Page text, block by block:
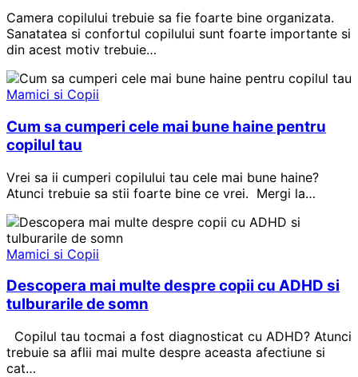
Camera copilului trebuie sa fie foarte bine organizata.
Sanatatea si confortul copilului sunt foarte importante si
din acest motiv trebuie…
Mamici si Copii
Cum sa cumperi cele mai bune haine pentru
copilul tau
Vrei sa ii cumperi copilului tau cele mai bune haine?
Atunci trebuie sa stii foarte bine ce vrei. Mergi la…
Mamici si Copii
Descopera mai multe despre copii cu ADHD si
tulburarile de somn
Copilul tau tocmai a fost diagnosticat cu ADHD? Atunci
trebuie sa aflii mai multe despre aceasta afectiune si
cat…